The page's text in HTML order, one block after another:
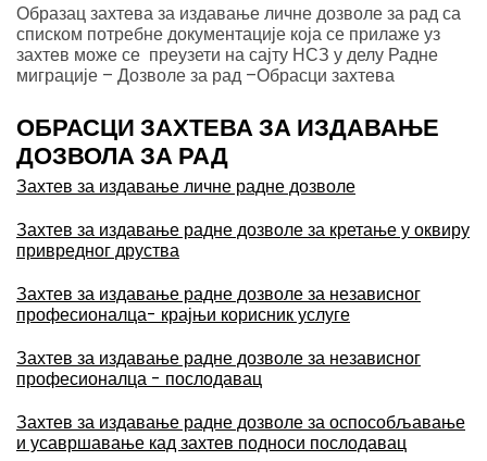
Образац захтева за издавање личне дозволе за рад са
списком потребне документације која се прилаже уз
захтев може се преузети на сајту НСЗ у делу Радне
миграције – Дозволе за рад –Обрасци захтева
ОБРАСЦИ ЗАХТЕВА ЗА ИЗДАВАЊЕ
ДОЗВОЛА ЗА РАД
Захтев за издавање личне радне дозволе
Захтев за издавање радне дозволе за кретање у оквиру
привредног друства
Захтев за издавање радне дозволе за независног
професионалца- крајњи корисник услуге
Захтев за издавање радне дозволе за независног
професионалца - послодавац
Захтев за издавање радне дозволе за оспособљавање
и усавршавање кад захтев подноси послодавац